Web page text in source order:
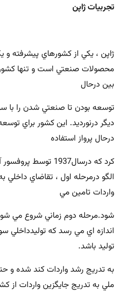
تجربیات ژاپن
ژاپن ، يكي از كشورهاي پيشرفته و
محصولات صنعتي است و تنها
بين درحال
توسعه بودن تا صنعتي شدن را با
ديگر درنورديد. اين كشور براي
درحال پرواز استفاده
كرد كه درسال1937
الگو درمرحله اول ، تقاضاي داخلي
واردات تامين مي
شود.مرحله دوم زماني شروع مي
اندازه اي مي رسد كه توليدداخلي
توليد باشد.
به تدريج رشد واردات كند شده و
ملي به تدريج جايگزين واردات از